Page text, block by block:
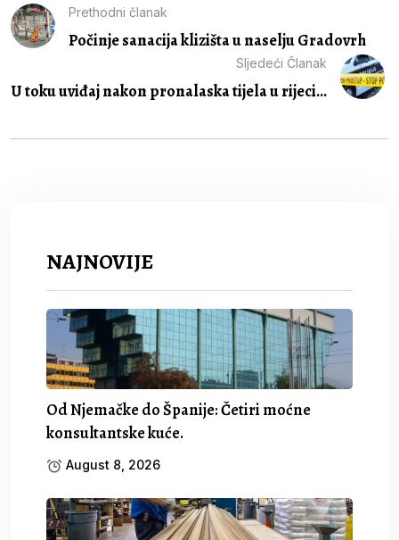
Prethodni članak
Počinje sanacija klizišta u naselju Gradovrh
Sljedeći Članak
U toku uviđaj nakon pronalaska tijela u rijeci...
NAJNOVIJE
Od Njemačke do Španije: Četiri moćne
konsultantske kuće.
August 8, 2026